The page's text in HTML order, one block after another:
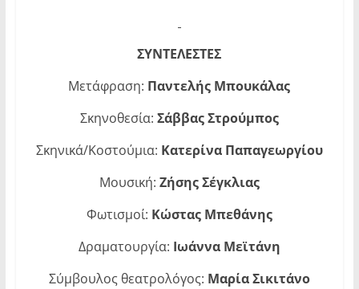
ΣΥΝΤΕΛΕΣΤΕΣ
Μετάφραση: Παντελής Μπουκάλας
Σκηνοθεσία: Σάββας Στρούμπος
Σκηνικά/Κοστούμια: Κατερίνα Παπαγεωργίου
Μουσική: Ζήσης Σέγκλιας
Φωτισμοί: Κώστας Μπεθάνης
Δραματουργία: Ιωάννα Μεϊτάνη
Σύμβουλος θεατρολόγος: Μαρία Σικιτάνο